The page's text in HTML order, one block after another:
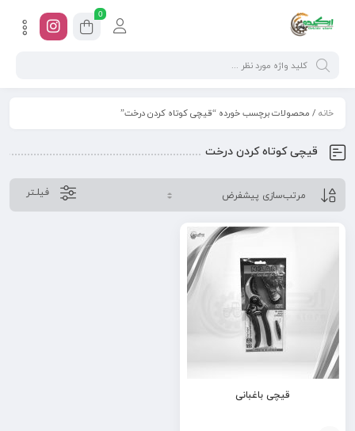
0
خانه / محصولات برچسب خورده “قیچی کوتاه کردن درخت”
قیچی کوتاه کردن درخت
فیلـتر
قیچی باغبانی